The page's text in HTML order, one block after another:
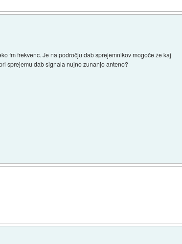
fm frekvenc. Je na področju dab sprejemnikov mogoče že kaj
sprejemu dab signala nujno zunanjo anteno?